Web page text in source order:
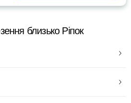
близько Ріпок